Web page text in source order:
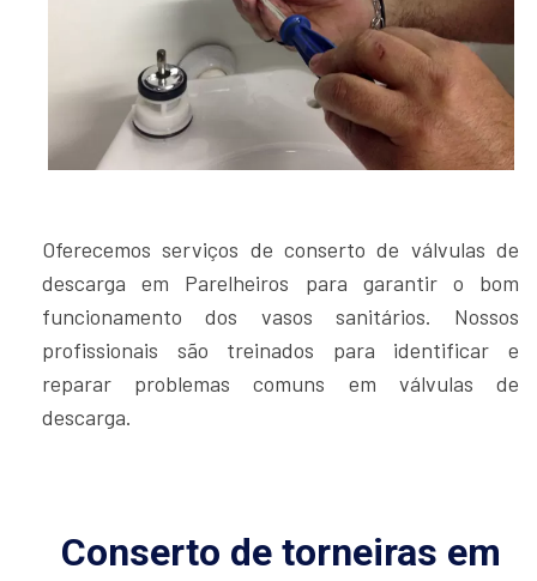
Oferecemos serviços de conserto de válvulas de
descarga em Parelheiros para garantir o bom
funcionamento dos vasos sanitários. Nossos
profissionais são treinados para identificar e
reparar problemas comuns em válvulas de
descarga.
Conserto de torneiras em